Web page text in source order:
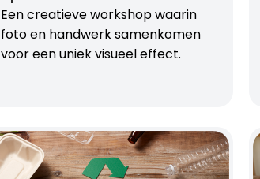
Een creatieve workshop waarin
foto en handwerk samenkomen
voor een uniek visueel effect.